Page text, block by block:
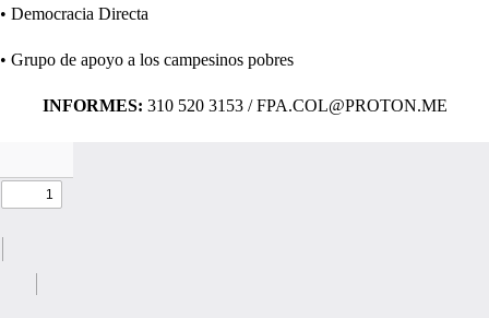
• Democracia Directa
• Grupo de apoyo a los campesinos pobres
INFORMES: 310 520 3153 / FPA.COL@PROTON.ME